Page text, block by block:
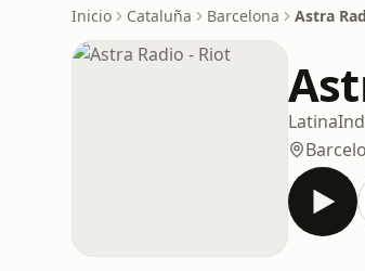
Inicio Cataluña Barcelona Astra
Latina